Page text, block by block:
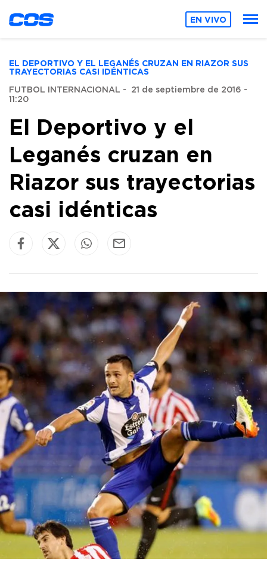
EN VIVO
EL DEPORTIVO Y EL LEGANÉS CRUZAN EN RIAZOR SUS
TRAYECTORIAS CASI IDÉNTICAS
FUTBOL INTERNACIONAL - 21 de septiembre de 2016 -
11:20
El Deportivo y el
Leganés cruzan en
Riazor sus trayectorias
casi idénticas